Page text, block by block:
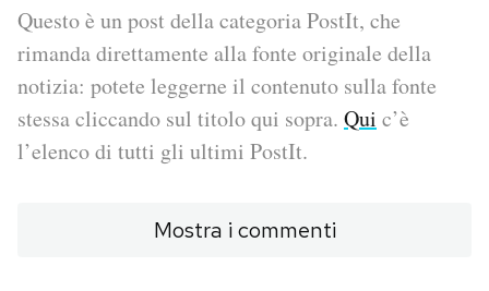
Scienza
Cultura
Media
Europa
Questo è un post della categoria PostIt, che
rimanda direttamente alla fonte originale della
notizia: potete leggerne il contenuto sulla fonte
stessa cliccando sul titolo qui sopra. Qui c’è
l’elenco di tutti gli ultimi PostIt.
Mostra i commenti